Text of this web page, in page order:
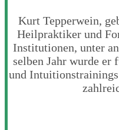
Kurt Tepperwein,
Heilpraktiker und
Institutionen, unter
selben Jahr wurde er
und